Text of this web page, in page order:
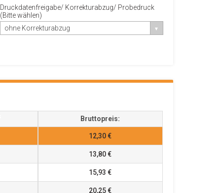
Druckdatenfreigabe/ Korrekturabzug/ Probedruck
(Bitte wählen)
ohne Korrekturabzug
Bruttopreis:
12,30 €
13,80 €
15,93 €
20,25 €